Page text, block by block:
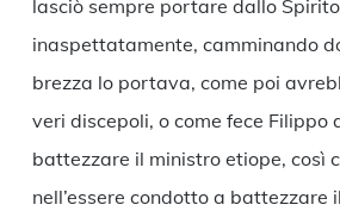
lasciò sempre portare dallo
inaspettatamente, camminando
brezza lo portava, come poi
veri discepoli, o come fece Filippo
battezzare il ministro etiope, così
nell’essere condotto a battezzare